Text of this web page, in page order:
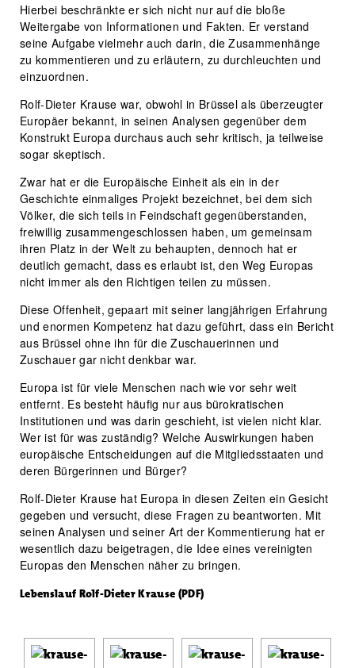
Hierbei beschränkte er sich nicht nur auf die bloße
Weitergabe von Informationen und Fakten. Er verstand
seine Aufgabe vielmehr auch darin, die Zusammenhänge
zu kommentieren und zu erläutern, zu durchleuchten und
einzuordnen.
Rolf-Dieter Krause war, obwohl in Brüssel als überzeugter
Europäer bekannt, in seinen Analysen gegenüber dem
Konstrukt Europa durchaus auch sehr kritisch, ja teilweise
sogar skeptisch.
Zwar hat er die Europäische Einheit als ein in der
Geschichte einmaliges Projekt bezeichnet, bei dem sich
Völker, die sich teils in Feindschaft gegenüberstanden,
freiwillig zusammengeschlossen haben, um gemeinsam
ihren Platz in der Welt zu behaupten, dennoch hat er
deutlich gemacht, dass es erlaubt ist, den Weg Europas
nicht immer als den Richtigen teilen zu müssen.
Diese Offenheit, gepaart mit seiner langjährigen Erfahrung
und enormen Kompetenz hat dazu geführt, dass ein Bericht
aus Brüssel ohne ihn für die Zuschauerinnen und
Zuschauer gar nicht denkbar war.
Europa ist für viele Menschen nach wie vor sehr weit
entfernt. Es besteht häufig nur aus bürokratischen
Institutionen und was darin geschieht, ist vielen nicht klar.
Wer ist für was zuständig? Welche Auswirkungen haben
europäische Entscheidungen auf die Mitgliedsstaaten und
deren Bürgerinnen und Bürger?
Rolf-Dieter Krause hat Europa in diesen Zeiten ein Gesicht
gegeben und versucht, diese Fragen zu beantworten. Mit
seinen Analysen und seiner Art der Kommentierung hat er
wesentlich dazu beigetragen, die Idee eines vereinigten
Europas den Menschen näher zu bringen.
Lebenslauf Rolf-Dieter Krause (PDF)